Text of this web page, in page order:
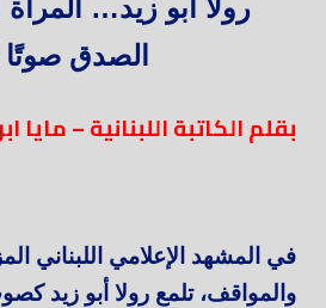
رولا أبو زيد…
الصدق صوتًا
بقلم الكاتبة اللبنانية – مايا
في المشهد الإعلامي اللبناني
والمواقف، تلمع رولا أبو زيد